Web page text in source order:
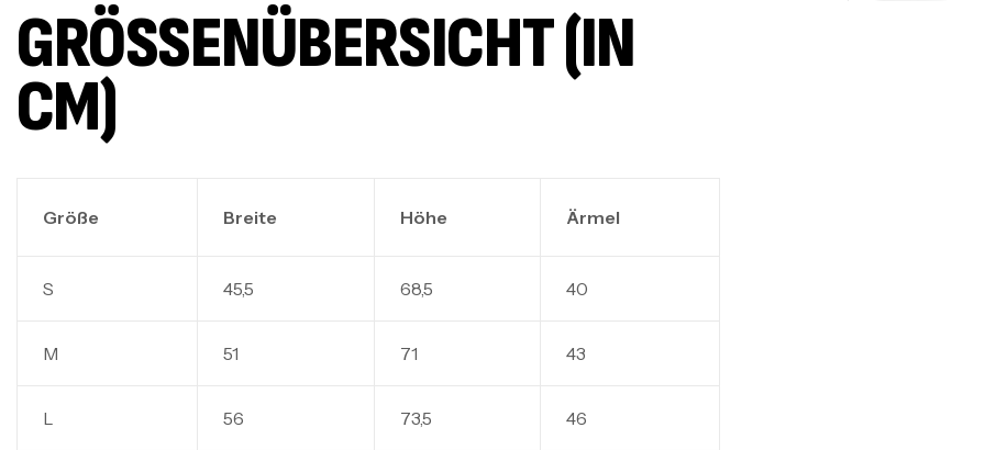
GRÖSSENÜBERSICHT (IN C
M)
Größe Breite Höhe Ärmel
S 45,5 68,5 40
M 51 71 43
L 56 73,5 46